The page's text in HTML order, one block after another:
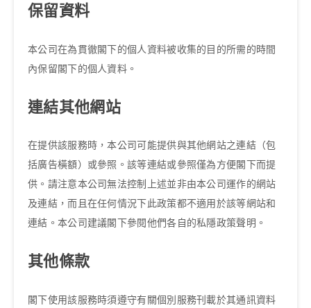
保留資料
本公司在為貫徹閣下的個人資料被收集的目的所需的時間
內保留閣下的個人資料。
連結其他網站
在提供該服務時，本公司可能提供與其他網站之連結（包
括廣告橫額）或參照。該等連結或參照僅為方便閣下而提
供。請注意本公司無法控制上述並非由本公司運作的網站
及連結，而且在任何情況下此政策都不適用於該等網站和
連結。本公司建議閣下參閱他們各自的私隱政策聲明。
其他條款
閣下使用該服務時須遵守有關個別服務刊載於其通訊資料